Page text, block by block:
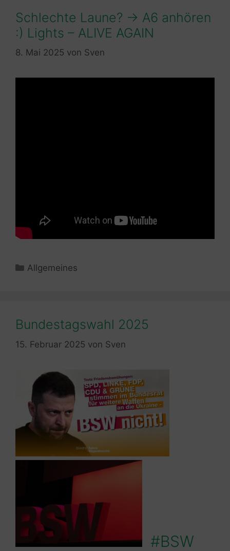
Schlechte Laune? -> A6 anhören
:) Lights – ALIVE AGAIN
8. Mai 2025 von Sven
Kategorien
Allgemeines
Bundestagswahl 2025
15. Februar 2025 von Sven
#BSW